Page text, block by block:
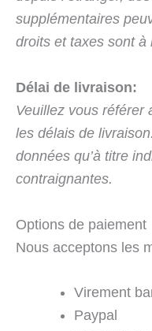
supplémentaires
droits et taxes sont à
Délai de livraison:
Veuillez vous référer
les délais de
données qu’à titre
contraignantes.
Options de paiement
Nous acceptons les
Virement
Paypal